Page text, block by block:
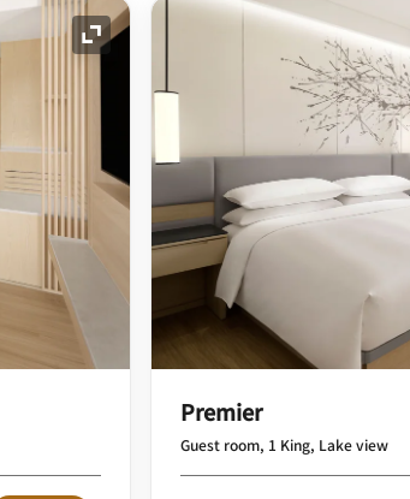
展开图标
Premier
Guest room, 1 King, Lake view